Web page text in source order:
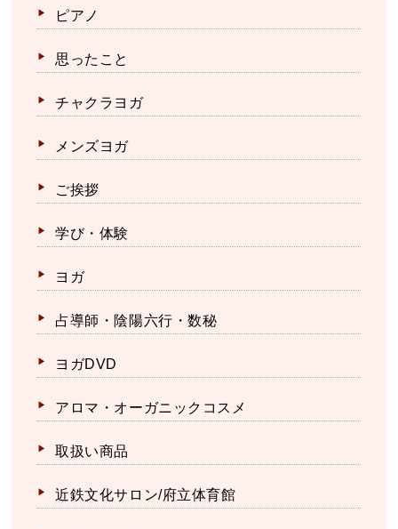
ピアノ
思ったこと
チャクラヨガ
メンズヨガ
ご挨拶
学び・体験
ヨガ
占導師・陰陽六行・数秘
ヨガDVD
アロマ・オーガニックコスメ
取扱い商品
近鉄文化サロン/府立体育館